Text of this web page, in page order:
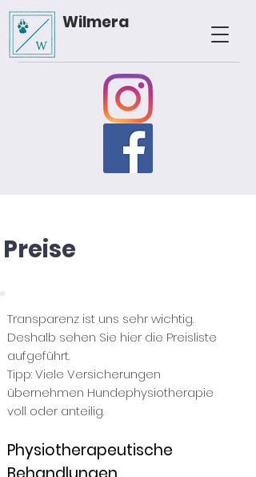
Wilmera
Preise
Transparenz ist uns sehr wichtig.
Deshalb sehen Sie hier die Preisliste
aufgeführt.
Tipp: Viele Versicherungen
übernehmen Hundephysiotherapie
voll oder anteilig.
Physiotherapeutische